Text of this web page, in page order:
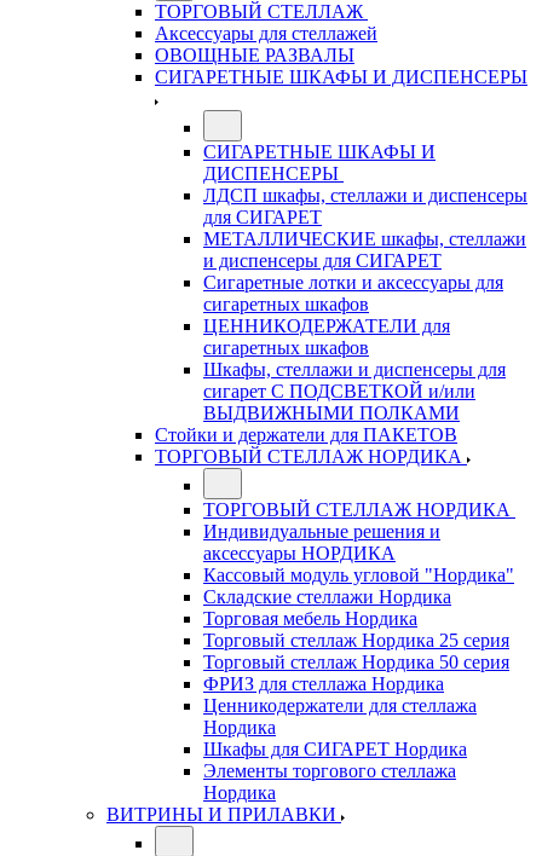
ТОРГОВЫЙ СТЕЛЛАЖ
Аксессуары для стеллажей
ОВОЩНЫЕ РАЗВАЛЫ
СИГАРЕТНЫЕ ШКАФЫ И ДИСПЕНСЕРЫ
СИГАРЕТНЫЕ ШКАФЫ И
ДИСПЕНСЕРЫ
ЛДСП шкафы, стеллажи и диспенсеры
для СИГАРЕТ
МЕТАЛЛИЧЕСКИЕ шкафы, стеллажи
и диспенсеры для СИГАРЕТ
Сигаретные лотки и аксессуары для
сигаретных шкафов
ЦЕННИКОДЕРЖАТЕЛИ для
сигаретных шкафов
Шкафы, стеллажи и диспенсеры для
сигарет С ПОДСВЕТКОЙ и/или
ВЫДВИЖНЫМИ ПОЛКАМИ
Стойки и держатели для ПАКЕТОВ
ТОРГОВЫЙ СТЕЛЛАЖ НОРДИКА
ТОРГОВЫЙ СТЕЛЛАЖ НОРДИКА
Индивидуальные решения и
аксессуары НОРДИКА
Кассовый модуль угловой "Нордика"
Складские стеллажи Нордика
Торговая мебель Нордика
Торговый стеллаж Нордика 25 серия
Торговый стеллаж Нордика 50 серия
ФРИЗ для стеллажа Нордика
Ценникодержатели для стеллажа
Нордика
Шкафы для СИГАРЕТ Нордика
Элементы торгового стеллажа
Нордика
ВИТРИНЫ И ПРИЛАВКИ